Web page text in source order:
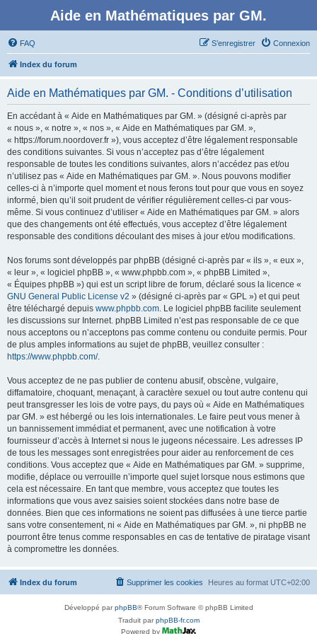
Aide en Mathématiques par GM.
FAQ Connexion
S’enregistrer
Index du forum
Aide en Mathématiques par GM. - Conditions d’utilisation
En accédant à « Aide en Mathématiques par GM. » (désigné ci-après par
« nous », « notre », « nos », « Aide en Mathématiques par GM. »,
« https://forum.noordover.fr »), vous acceptez d’être légalement responsable
des conditions suivantes. Si vous n’acceptez pas d’être légalement
responsable de toutes les conditions suivantes, alors n’accédez pas et/ou
n’utilisez pas « Aide en Mathématiques par GM. ». Nous pouvons modifier
celles-ci à n’importe quel moment et nous ferons tout pour que vous en soyez
informé, bien qu’il soit prudent de vérifier régulièrement celles-ci par vous-
même. Si vous continuez d’utiliser « Aide en Mathématiques par GM. » alors
que des changements ont été effectués, vous acceptez d’être légalement
responsable des conditions découlant des mises à jour et/ou modifications.
Nos forums sont développés par phpBB (désigné ci-après par « ils », « eux »,
« leur », « logiciel phpBB », « www.phpbb.com », « phpBB Limited »,
« Équipes phpBB ») qui est un script libre de forum, déclaré sous la licence «
GNU General Public License v2 » (désigné ci-après par « GPL ») et qui peut
être téléchargé depuis www.phpbb.com. Le logiciel phpBB facilite seulement
les discussions sur Internet. phpBB Limited n’est pas responsable de ce que
nous acceptons ou n’acceptons pas comme contenu ou conduite permis. Pour
de plus amples informations au sujet de phpBB, veuillez consulter :
https://www.phpbb.com/.
Vous acceptez de ne pas publier de contenu abusif, obscène, vulgaire,
diffamatoire, choquant, menaçant, à caractère sexuel ou tout autre contenu qui
peut transgresser les lois de votre pays, du pays où « Aide en Mathématiques
par GM. » est hébergé ou les lois internationales. Le faire peut vous mener à
un bannissement immédiat et permanent, avec une notification à votre
fournisseur d’accès à Internet si nous le jugeons nécessaire. Les adresses IP
de tous les messages sont enregistrées pour aider au renforcement de ces
conditions. Vous acceptez que « Aide en Mathématiques par GM. » supprime,
modifie, déplace ou verrouille n’importe quel sujet lorsque nous estimons que
cela est nécessaire. En tant que membre, vous acceptez que toutes les
informations que vous avez saisies soient stockées dans notre base de
données. Bien que ces informations ne soient pas diffusées à une tierce partie
sans votre consentement, ni « Aide en Mathématiques par GM. », ni phpBB ne
pourront être tenus comme responsables en cas de tentative de piratage visant
à compromettre les données.
Index du forum Heures au format UTC+02:00
Supprimer les cookies
Développé parphpBB® Forum Software © phpBB Limited
Traduit parphpBB-fr.com
Powered by